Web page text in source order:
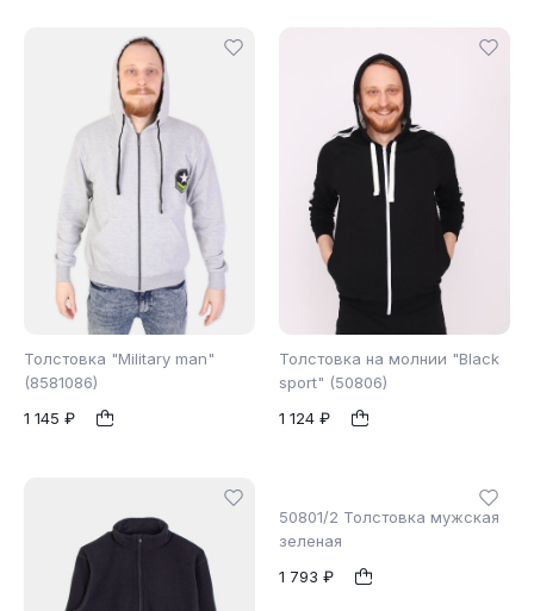
Толстовка "Military man"
(8581086)
1 145 ₽
46 48
Толстовка на молнии "Black
sport" (50806)
1 124 ₽
XL XXL
50801/2 Толстовка мужская
зеленая
1 793 ₽
46